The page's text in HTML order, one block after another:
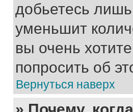
добьетесь
уменьшит
вы очень
попросить об
Вернуться наверх